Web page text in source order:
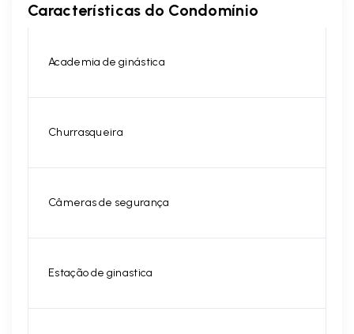
Características do Condomínio
Academia de ginástica
Churrasqueira
Câmeras de segurança
Estação de ginastica